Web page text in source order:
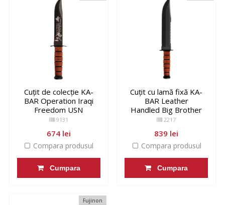
Cuțit de colecție KA-
BAR Operation Iraqi
Freedom USN
9131
674 lei
Compara produsul
Cumpara
Cuțit cu lamă fixă KA-
BAR Leather
Handled Big Brother
2217
839 lei
Compara produsul
Cumpara
Fujinon